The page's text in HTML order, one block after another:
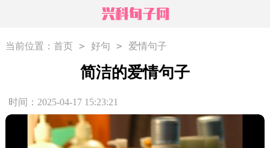
当前位置： 首页 > 好句 > 爱情句子
简洁的爱情句子
时间：2025-04-17 15:23:21